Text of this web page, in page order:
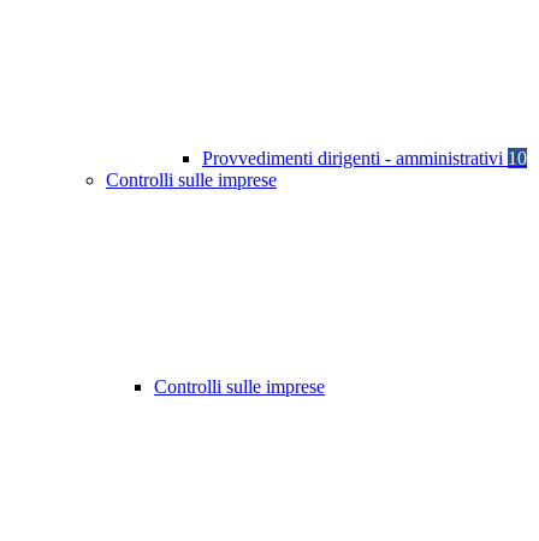
Provvedimenti dirigenti - amministrativi 10
Controlli sulle imprese
Controlli sulle imprese